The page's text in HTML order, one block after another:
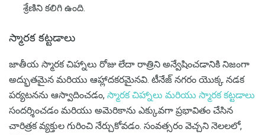
శ్రేణిని కలిగి ఉంది.
స్మారక కట్టడాలు
జాతీయ స్మారక చిహ్నాలు రోజు లేదా రాత్రిని అన్వేషించడానికి నిజంగా
అద్భుతమైన మరియు ఆహ్లాదకరమైనవి. టీనేజ్ నగరం యొక్క నడక
పర్యటనను ఆస్వాదించడం, స్మారక చిహ్నాలు మరియు స్మారక కట్టడాలు
సందర్శించడం మరియు అమెరికాను ఎక్కువగా ప్రభావితం చేసిన
చారిత్రక వ్యక్తుల గురించి నేర్చుకోవడం. సంవత్సరం వెచ్చని నెలలలో,